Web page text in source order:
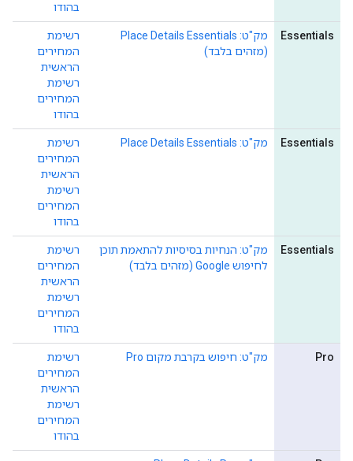
בהודו
Essentials
מק"ט: Place Details Essentials
(מזהים בלבד)
רשימת
המחירים
הראשית
רשימת
המחירים
בהודו
Essentials מק"ט: Place Details Essentials
רשימת
המחירים
הראשית
רשימת
המחירים
בהודו
Essentials
מק"ט: הנחיות בסיסיות להתאמת תוכן
לחיפוש Google (מזהים בלבד)
רשימת
המחירים
הראשית
רשימת
המחירים
בהודו
Pro מק"ט: חיפוש בקרבת מקום Pro
רשימת
המחירים
הראשית
רשימת
המחירים
בהודו